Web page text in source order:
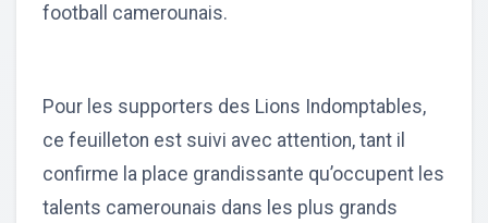
football camerounais.
Pour les supporters des Lions Indomptables,
ce feuilleton est suivi avec attention, tant il
confirme la place grandissante qu’occupent les
talents camerounais dans les plus grands